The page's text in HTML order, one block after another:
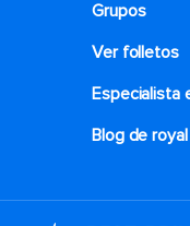
Grupos
Ver folletos
Especialista
Blog de